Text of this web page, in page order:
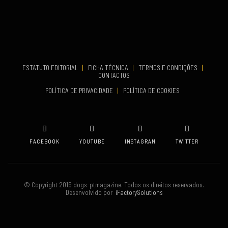
ESTATUTO EDITORIAL | FICHA TÉCNICA | TERMOS E CONDIÇÕES
|
CONTACTOS
POLÍTICA DE PRIVACIDADE
| POLÍTICA DE COOKIES
FACEBOOK YOUTUBE INSTAGRAM TWITTER
© Copyright 2019 dogs-ptmagazine. Todos os direitos reservados.
Desenvolvido poriFactorySolutions